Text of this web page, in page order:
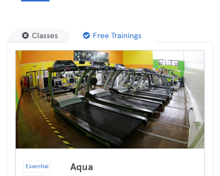
Classes Free Trainings
Essential Aqua